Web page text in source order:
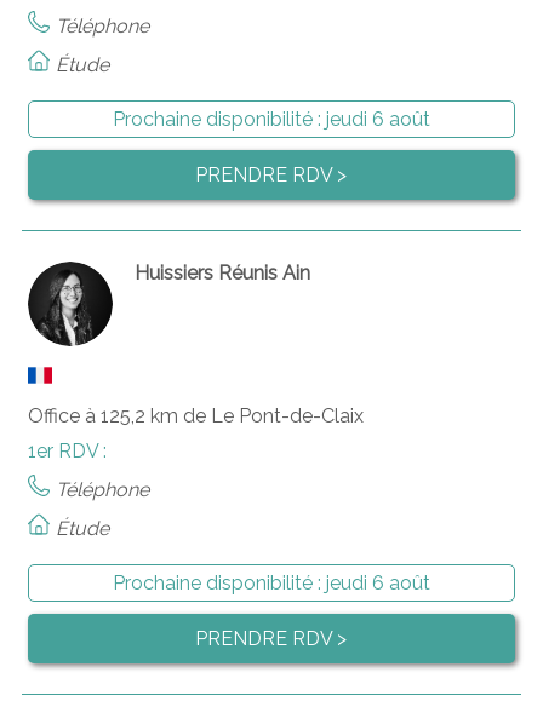
Téléphone
Étude
Prochaine disponibilité : jeudi 6 août
PRENDRE RDV >
Huissiers Réunis Ain
Office à 125,2 km de Le Pont-de-Claix
1er RDV :
Téléphone
Étude
Prochaine disponibilité : jeudi 6 août
PRENDRE RDV >